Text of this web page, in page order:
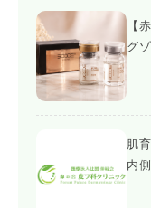
【
グ
肌
内